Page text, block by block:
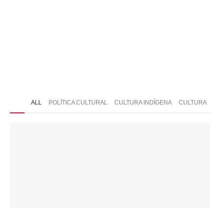
ALL POLÍTICA CULTURAL CULTURA INDÍGENA CULTURA